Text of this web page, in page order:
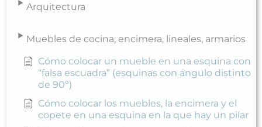
Arquitectura
Muebles de cocina, encimera, lineales, armarios
Cómo colocar un mueble en una esquina con
“falsa escuadra” (esquinas con ángulo distinto
de 90º)
Cómo colocar los muebles, la encimera y el
copete en una esquina en la que hay un pilar